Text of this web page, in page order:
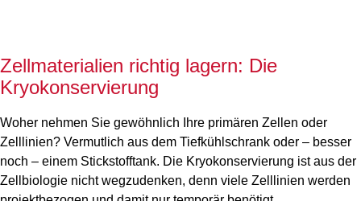
Zellmaterialien richtig lagern: Die
Kryokonservierung
Woher nehmen Sie gewöhnlich Ihre primären Zellen oder
Zelllinien? Vermutlich aus dem Tiefkühlschrank oder – besser
noch – einem Stickstofftank. Die Kryokonservierung ist aus der
Zellbiologie nicht wegzudenken, denn viele Zelllinien werden